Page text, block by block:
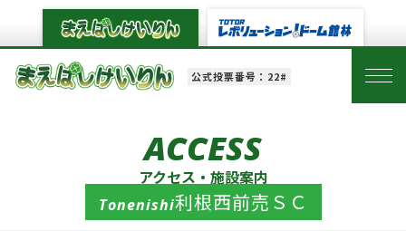
公式投票番号：22#
ACCESS
アクセス・施設案内
利根西前売ＳＣ
Tonenishi